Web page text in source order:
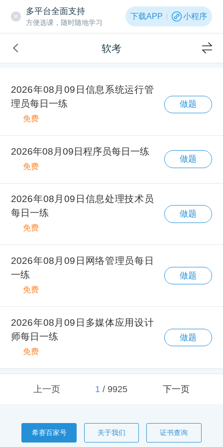
多平台全面支持
方便选课，随时随地学习
下载APP 小程序
软考
2026年08月09日信息系统运行管
理员每日一练
免费
做题
2026年08月09日程序员每日一练
免费
做题
2026年08月09日信息处理技术员
每日一练
免费
做题
2026年08月09日网络管理员每日
一练
免费
做题
2026年08月09日多媒体应用设计
师每日一练
免费
做题
上一页 1/ 9925 下一页
希赛百家号 关于我们 证书查询